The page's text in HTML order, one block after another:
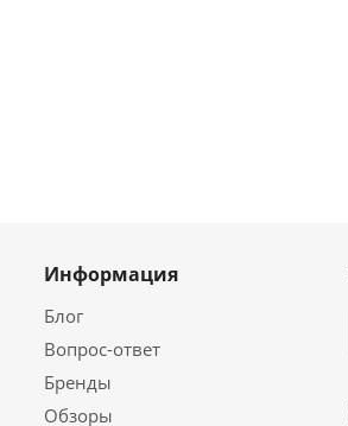
Информация
Блог
Вопрос-ответ
Бренды
Обзоры